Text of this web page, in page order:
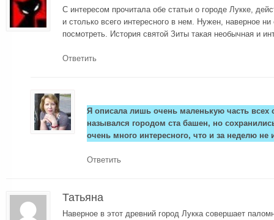
С интересом прочитала обе статьи о городе Лукке,
и столько всего интересного в нем. Нужен, наверное
посмотреть. История святой Зиты такая необычная и
Ответить
Я описала лишь очень маленькую часть всех
назывался городом ста башен, но
очень много интересного, что и за неделю не
Ответить
Татьяна
Наверное в этот древний город Лукка совершает